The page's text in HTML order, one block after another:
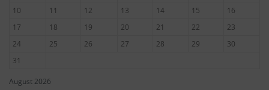
August 2026
10
11 12 13 14 15
16
17
18 19 20 21 22
23
24
25 26 27 28 29
30
31